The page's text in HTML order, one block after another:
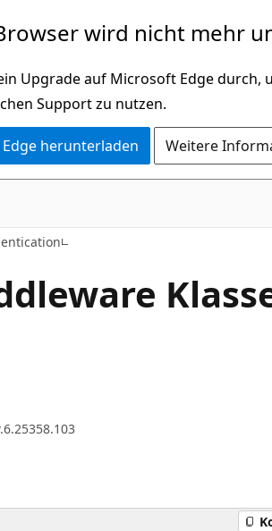
wird nicht mehr
Upgrade auf Microsoft Edge
Support zu nutzen.
herunterladen Weitere